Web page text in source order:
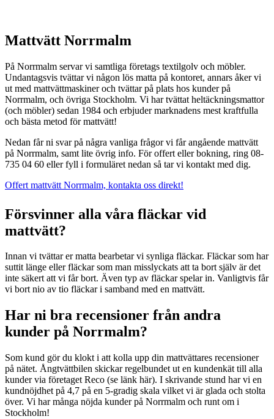
Mattvätt Norrmalm
På Norrmalm servar vi samtliga företags textilgolv och möbler.
Undantagsvis tvättar vi någon lös matta på kontoret, annars åker vi
ut med mattvättmaskiner och tvättar på plats hos kunder på
Norrmalm, och övriga Stockholm. Vi har tvättat heltäckningsmattor
(och möbler) sedan 1984 och erbjuder marknadens mest kraftfulla
och bästa metod för mattvätt!
Nedan får ni svar på några vanliga frågor vi får angående mattvätt
på Norrmalm, samt lite övrig info. För offert eller bokning, ring 08-
735 04 60 eller fyll i formuläret nedan så tar vi kontakt med dig.
Offert mattvätt Norrmalm, kontakta oss direkt!
Försvinner alla våra fläckar vid
mattvätt?
Innan vi tvättar er matta bearbetar vi synliga fläckar. Fläckar som har
suttit länge eller fläckar som man misslyckats att ta bort själv är det
inte säkert att vi får bort. Även typ av fläckar spelar in. Vanligtvis får
vi bort nio av tio fläckar i samband med en mattvätt.
Har ni bra recensioner från andra
kunder på Norrmalm?
Som kund gör du klokt i att kolla upp din mattvättares recensioner
på nätet. Ångtvättbilen skickar regelbundet ut en kundenkät till alla
kunder via företaget Reco (se länk här). I skrivande stund har vi en
kundnöjdhet på 4,7 på en 5-gradig skala vilket vi är glada och stolta
över. Vi har många nöjda kunder på Norrmalm och runt om i
Stockholm!